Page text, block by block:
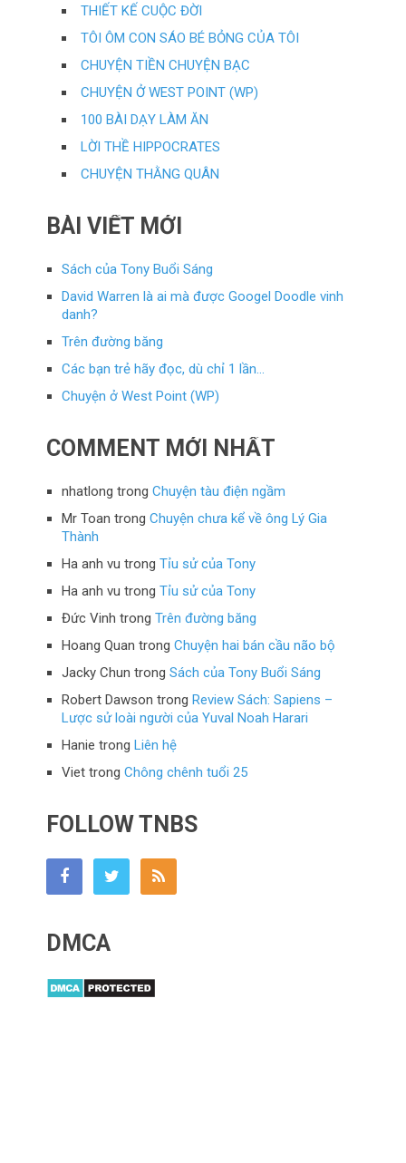
THIẾT KẾ CUỘC ĐỜI
TÔI ÔM CON SÁO BÉ BỎNG CỦA TÔI
CHUYỆN TIỀN CHUYỆN BẠC
CHUYỆN Ở WEST POINT (WP)
100 BÀI DẠY LÀM ĂN
LỜI THỀ HIPPOCRATES
CHUYỆN THẰNG QUÂN
BÀI VIẾT MỚI
Sách của Tony Buổi Sáng
David Warren là ai mà được Googel Doodle vinh
danh?
Trên đường băng
Các bạn trẻ hãy đọc, dù chỉ 1 lần…
Chuyện ở West Point (WP)
COMMENT MỚI NHẤT
nhatlong trongChuyện tàu điện ngầm
Mr Toan trongChuyện chưa kể về ông Lý Gia
Thành
Ha anh vu trongTỉu sử của Tony
Ha anh vu trongTỉu sử của Tony
Đức Vinh trongTrên đường băng
Hoang Quan trongChuyện hai bán cầu não bộ
Jacky Chun trongSách của Tony Buổi Sáng
Robert Dawson trongReview Sách: Sapiens –
Lược sử loài người của Yuval Noah Harari
Hanie trongLiên hệ
Viet trongChông chênh tuổi 25
FOLLOW TNBS
DMCA